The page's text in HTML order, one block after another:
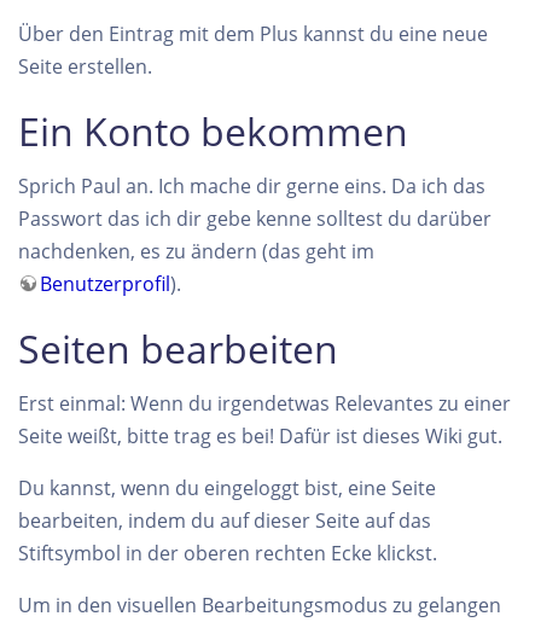
Über den Eintrag mit dem Plus kannst du eine neue
Seite erstellen.
Ein Konto bekommen
Sprich Paul an. Ich mache dir gerne eins. Da ich das
Passwort das ich dir gebe kenne solltest du darüber
nachdenken, es zu ändern (das geht im
Benutzerprofil).
Seiten bearbeiten
Erst einmal: Wenn du irgendetwas Relevantes zu einer
Seite weißt, bitte trag es bei! Dafür ist dieses Wiki gut.
Du kannst, wenn du eingeloggt bist, eine Seite
bearbeiten, indem du auf dieser Seite auf das
Stiftsymbol in der oberen rechten Ecke klickst.
Um in den visuellen Bearbeitungsmodus zu gelangen